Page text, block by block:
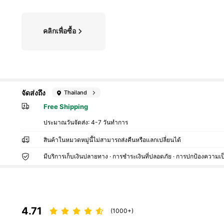
คลิกเพื่อซื้อ
จัดส่งถึง Thailand
Free Shipping
ประมาณวันจัดส่ง:4-7 วันทำการ
สินค้าในหมวดหมู่นี้ไม่สามารถส่งคืนหรือแลกเปลี่ยนได้
มีบริการเก็บเงินปลายทาง · การชำระเงินที่ปลอดภัย · การปกป้องความ
4.71 (1000+)